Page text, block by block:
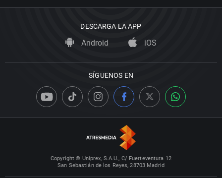
DESCARGA LA APP
Android iOS
SÍGUENOS EN
Copyright © Uniprex, S.A.U., C/ Fuerteventura 12
San Sebastián de los Reyes, 28703 Madrid